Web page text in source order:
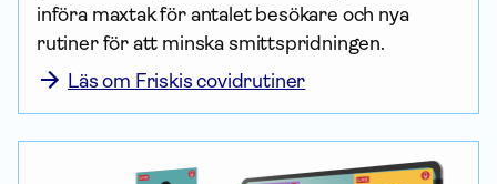
införa maxtak för antalet besökare och nya
rutiner för att minska smittspridningen.
Läs om Friskis covidrutiner